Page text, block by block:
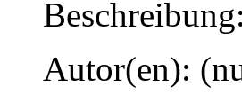
Autor(en):